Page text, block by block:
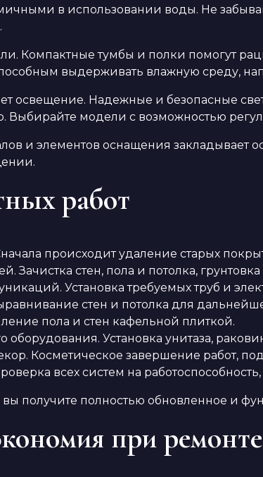
в использовании воды. Не
Компактные тумбы и полки помогут
выдерживать влажную среду,
освещение. Надежные и безопасные
Выбирайте модели с возможностью
и элементов оснащения закладывает
работ
происходит удаление старых
Зачистка стен, пола и потолка,
Установка требуемых труб и
стен и потолка для
пола и стен кафельной плиткой.
оборудования. Установка унитаза,
Косметическое завершение работ,
всех систем на
вы получите полностью обновленное и
при ремонте